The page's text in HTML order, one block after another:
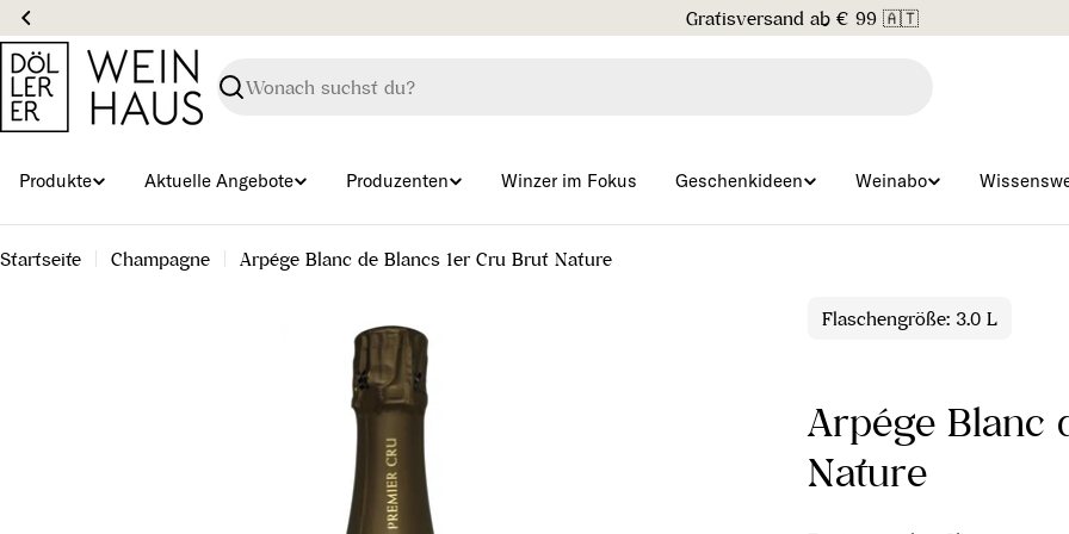
Zum
Inhalt
springen
Gratisversand ab € 99 🇦🇹
Suchen
Produkte Aktuelle Angebote Produzenten Winzer im Fokus Geschenkideen Weinabo
Startseite Champagne Arpége Blanc de Blancs 1er Cru Brut Nature
Flaschengröße: 3.0 L
Arpége Blanc
Nature